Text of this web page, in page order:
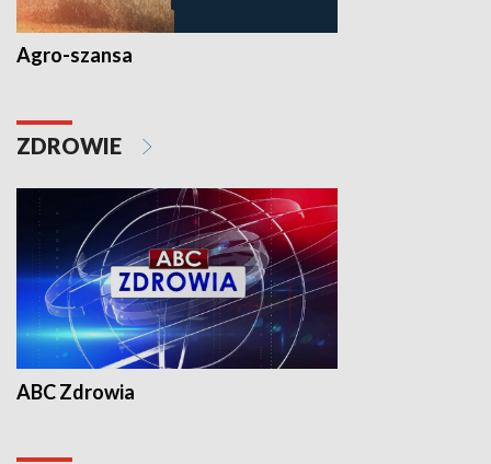
Agro-szansa
ZDROWIE
ABC Zdrowia